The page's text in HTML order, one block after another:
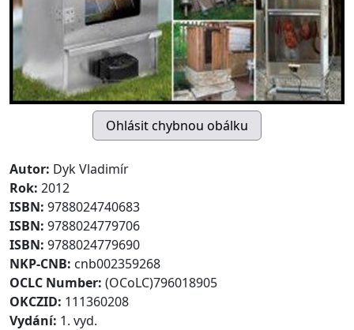
Autor: Dyk Vladimír
Rok: 2012
ISBN: 9788024740683
ISBN: 9788024779706
ISBN: 9788024779690
NKP-CNB: cnb002359268
OCLC Number: (OCoLC)796018905
OKCZID: 111360208
Vydání: 1. vyd.